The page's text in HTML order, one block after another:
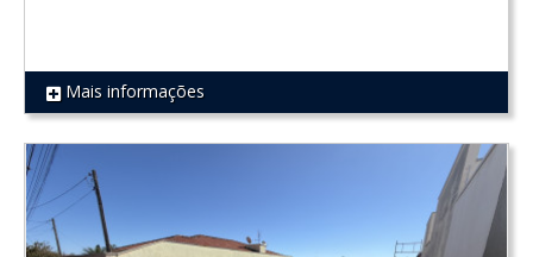
REF 874
Mais informações